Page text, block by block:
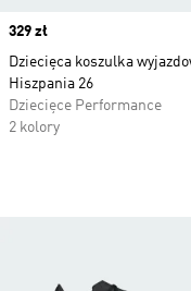
Price
329 zł
Dziecięca koszulka
Hiszpania 26
Dziecięce Performance
2 kolory